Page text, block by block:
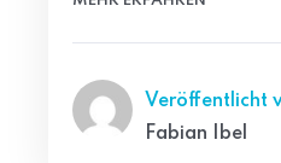
Veröffentlicht
Fabian Ibel